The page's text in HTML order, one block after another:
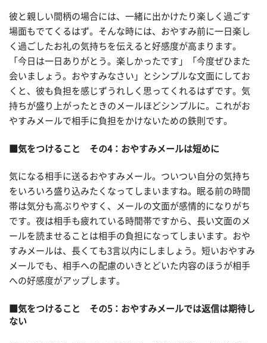
彼と親しい間柄の場合には、一緒に出かけたり楽しく過ごす
場面もでてくるはず。そんな時には、おやすみ前に一日楽し
く過ごしたお礼の気持ちを伝えると好感度が高まります。
「今日は一日ありがとう。楽しかったです」「今度ぜひまた
会いましょう。おやすみなさい」とシンプルな文面にしてお
くと、彼も負担を感じずうれしく思ってくれるはずです。気
持ちが盛り上がったときのメールほどシンプルに。これがお
やすみメールで相手に負担をかけないための鉄則です。
■気をつけること その4：おやすみメールは短めに
気になる相手に送るおやすみメール。ついつい自分の気持ち
をいろいろ盛り込みたくなってしまいますね。眠る前の時間
帯は気分も高ぶりやすく、メールの文面が感情的になりがち
です。夜は相手も疲れている時間帯ですから、長い文面のメ
ールを読ませることは相手の負担になってしまいます。おや
すみメールは、長くても3言以内にしましょう。短いおやすみ
メールでも、相手への配慮のいきとどいた内容のほうが相手
への好感度がアップします。
■気をつけること その5：おやすみメールでは返信は期待し
ない